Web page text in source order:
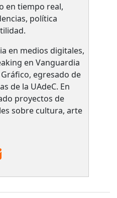
en tiempo real,
política
en medios digitales,
en Vanguardia
egresado de
de la UAdeC. En
proyectos de
sobre cultura, arte